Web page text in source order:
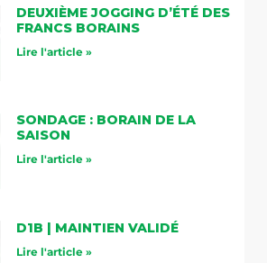
DEUXIÈME JOGGING D’ÉTÉ DES
FRANCS BORAINS
Lire l'article »
SONDAGE : BORAIN DE LA
SAISON
Lire l'article »
D1B | MAINTIEN VALIDÉ
Lire l'article »